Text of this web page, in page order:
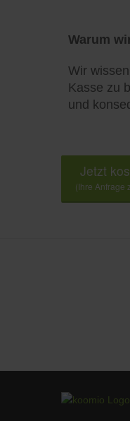
Warum
Wir
Kasse zu
und
Jetzt
(Ihre Anfrage